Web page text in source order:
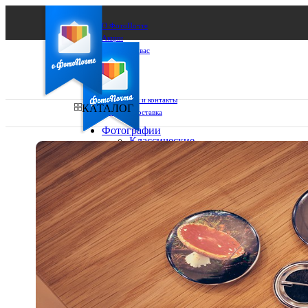
О ФотоПочте
Акции
Сделаем за вас
Бизнесу
FAQ
Франшиза
Поддержка и контакты
Оплата и доставка
Ваш город:
Ваш регион доставки
Выберите из списка:
КАТАЛОГ
Фотографии
Классические
фото
10х10
10х15
13х18
15х15
15х20
20х20
20х30
30х30
30х40
А4
Фото
в